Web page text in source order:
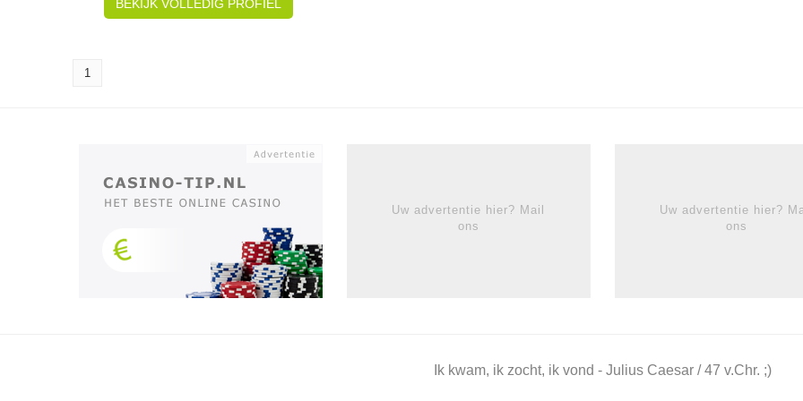
BEKIJK VOLLEDIG PROFIEL
1
Uw advertentie hier? Mail
ons
Uw advertentie hier?
ons
Ik kwam, ik zocht, ik vond - Julius Caesar / 47 v.Chr. ;)